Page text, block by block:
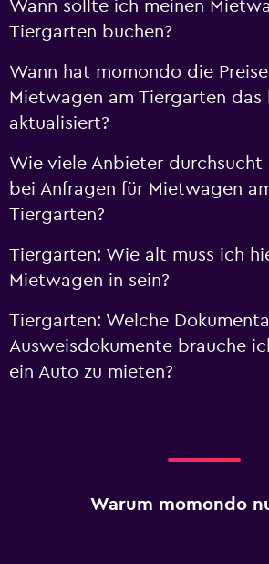
Wann sollte ich meinen
Tiergarten buchen?
Wann hat momondo die
Mietwagen am Tiergarten das
aktualisiert?
Wie viele Anbieter durchsucht
bei Anfragen für Mietwagen
Tiergarten?
Tiergarten: Wie alt muss ich
Mietwagen in sein?
Tiergarten: Welche
Ausweisdokumente brauche
ein Auto zu mieten?
Warum momondo